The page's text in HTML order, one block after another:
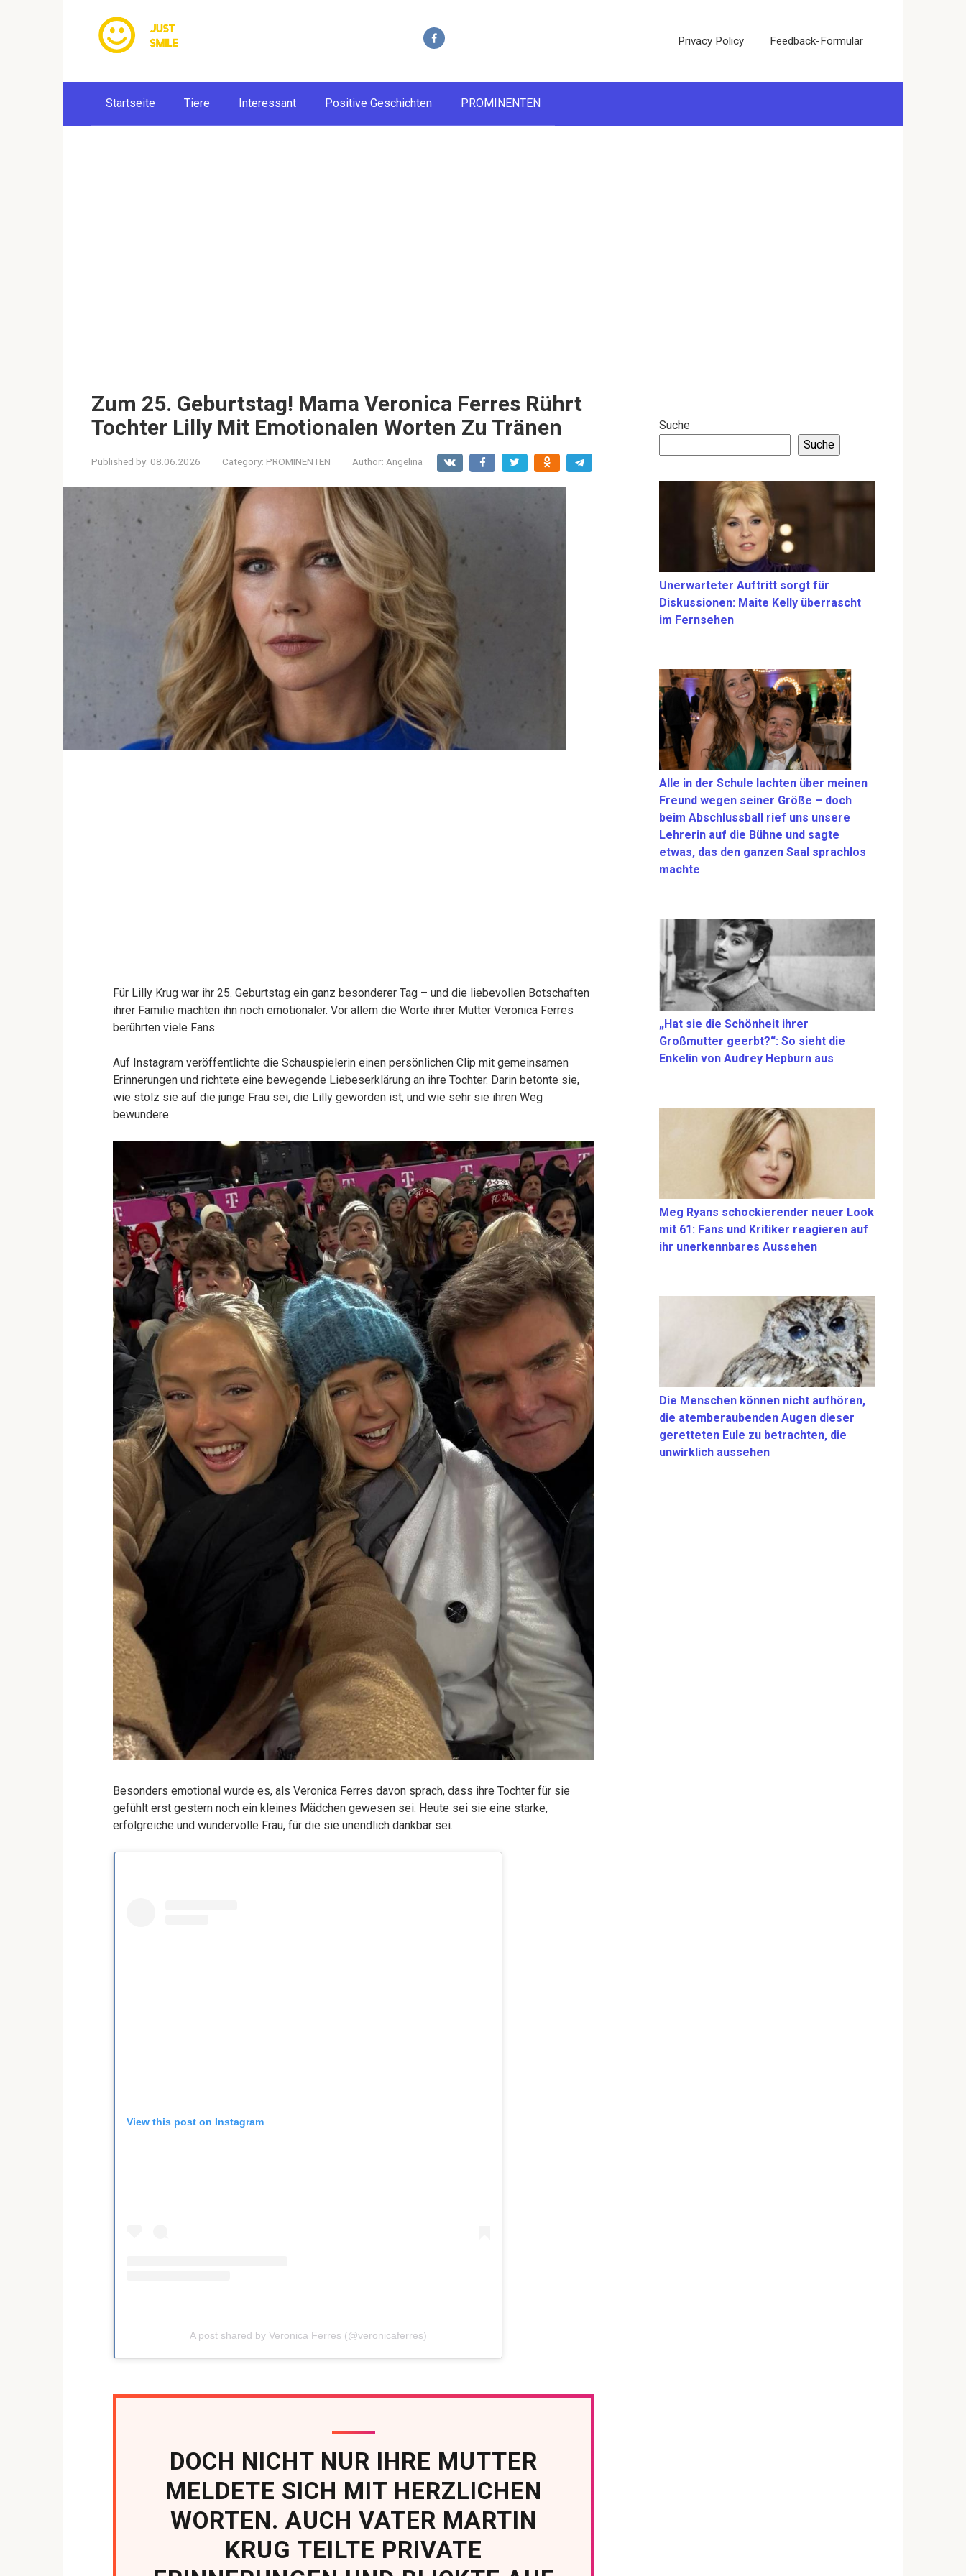
Privacy Policy Feedback-Formular
Startseite Tiere Interessant Positive Geschichten PROMINENTEN
Zum 25. Geburtstag! Mama Veronica Ferres Rührt
Tochter Lilly Mit Emotionalen Worten Zu Tränen
Published by: 08.06.2026 Category: PROMINENTEN Author: Angelina
Für Lilly Krug war ihr 25. Geburtstag ein ganz besonderer Tag – und die liebevollen Botschaften
ihrer Familie machten ihn noch emotionaler. Vor allem die Worte ihrer Mutter Veronica Ferres
berührten viele Fans.
Auf Instagram veröffentlichte die Schauspielerin einen persönlichen Clip mit gemeinsamen
Erinnerungen und richtete eine bewegende Liebeserklärung an ihre Tochter. Darin betonte sie,
wie stolz sie auf die junge Frau sei, die Lilly geworden ist, und wie sehr sie ihren Weg
bewundere.
Besonders emotional wurde es, als Veronica Ferres davon sprach, dass ihre Tochter für sie
gefühlt erst gestern noch ein kleines Mädchen gewesen sei. Heute sei sie eine starke,
erfolgreiche und wundervolle Frau, für die sie unendlich dankbar sei.
View this post on Instagram
A post shared by Veronica Ferres (@veronicaferres)
DOCH NICHT NUR IHRE MUTTER
MELDETE SICH MIT HERZLICHEN
WORTEN. AUCH VATER MARTIN
KRUG TEILTE PRIVATE
Suche
Suche
Unerwarteter Auftritt sorgt für
Diskussionen: Maite Kelly überrascht
im Fernsehen
Alle in der Schule lachten über meinen
Freund wegen seiner Größe – doch
beim Abschlussball rief uns unsere
Lehrerin auf die Bühne und sagte
etwas, das den ganzen Saal sprachlos
machte
„Hat sie die Schönheit ihrer
Großmutter geerbt?“: So sieht die
Enkelin von Audrey Hepburn aus
Meg Ryans schockierender neuer Look
mit 61: Fans und Kritiker reagieren auf
ihr unerkennbares Aussehen
Die Menschen können nicht aufhören,
die atemberaubenden Augen dieser
geretteten Eule zu betrachten, die
unwirklich aussehen